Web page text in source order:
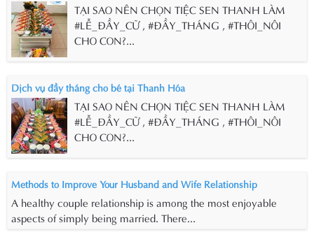
TẠI SAO NÊN CHỌN TIỆC SEN THANH LÀM
#LỄ_ĐẦY_CỮ , #ĐẦY_THÁNG , #THÔI_NÔI
CHO CON?...
Dịch vụ đầy tháng cho bé tại Thanh Hóa
TẠI SAO NÊN CHỌN TIỆC SEN THANH LÀM
#LỄ_ĐẦY_CỮ , #ĐẦY_THÁNG , #THÔI_NÔI
CHO CON?...
Methods to Improve Your Husband and Wife Relationship
A healthy couple relationship is among the most enjoyable
aspects of simply being married. There...